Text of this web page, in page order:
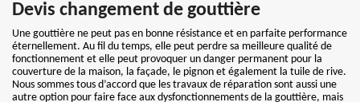
Devis changement de gouttière
Une gouttière ne peut pas en bonne résistance et en parfaite performance
éternellement. Au fil du temps, elle peut perdre sa meilleure qualité de
fonctionnement et elle peut provoquer un danger permanent pour la
couverture de la maison, la façade, le pignon et également la tuile de rive.
Nous sommes tous d’accord que les travaux de réparation sont aussi une
autre option pour faire face aux dysfonctionnements de la gouttière, mais